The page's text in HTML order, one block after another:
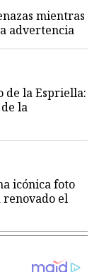
mientras
advertencia
de la Espriella:
la
icónica foto
renovado el